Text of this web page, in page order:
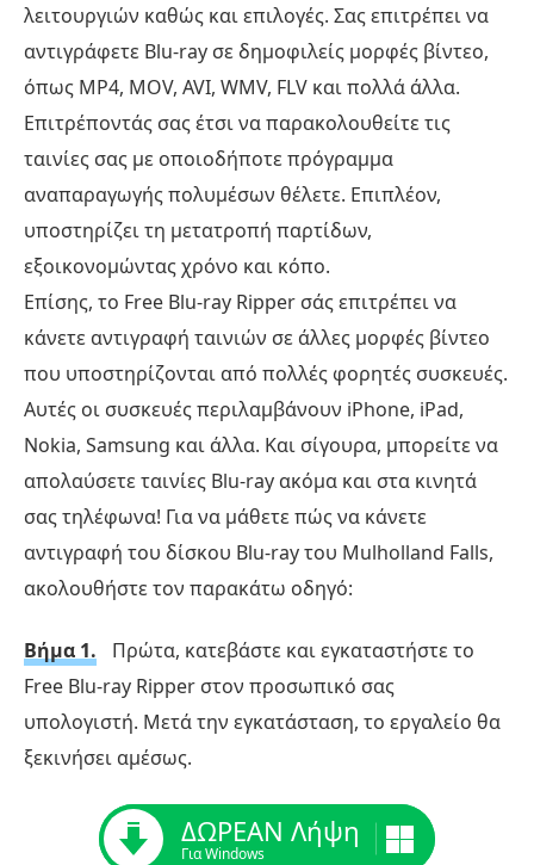
λειτουργιών καθώς και επιλογές. Σας επιτρέπει να
αντιγράφετε Blu-ray σε δημοφιλείς μορφές βίντεο,
όπως MP4, MOV, AVI, WMV, FLV και πολλά άλλα.
Επιτρέποντάς σας έτσι να παρακολουθείτε τις
ταινίες σας με οποιοδήποτε πρόγραμμα
αναπαραγωγής πολυμέσων θέλετε. Επιπλέον,
υποστηρίζει τη μετατροπή παρτίδων,
εξοικονομώντας χρόνο και κόπο.
Επίσης, το Free Blu-ray Ripper σάς επιτρέπει να
κάνετε αντιγραφή ταινιών σε άλλες μορφές βίντεο
που υποστηρίζονται από πολλές φορητές συσκευές.
Αυτές οι συσκευές περιλαμβάνουν iPhone, iPad,
Nokia, Samsung και άλλα. Και σίγουρα, μπορείτε να
απολαύσετε ταινίες Blu-ray ακόμα και στα κινητά
σας τηλέφωνα! Για να μάθετε πώς να κάνετε
αντιγραφή του δίσκου Blu-ray του Mulholland Falls,
ακολουθήστε τον παρακάτω οδηγό:
Βήμα 1.
Πρώτα, κατεβάστε και εγκαταστήστε το
Free Blu-ray Ripper στον προσωπικό σας
υπολογιστή. Μετά την εγκατάσταση, το εργαλείο θα
ξεκινήσει αμέσως.
ΔΩΡΕΑΝ Λήψη
Για Windows